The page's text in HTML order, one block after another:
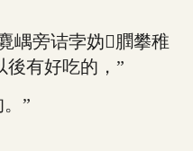
旁诘孛妫膶攀稚
後有好吃的，”
”